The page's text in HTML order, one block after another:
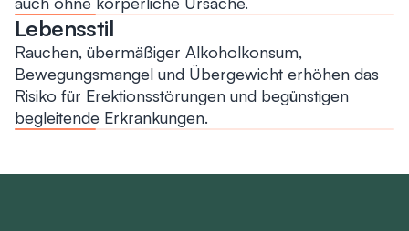
Lebensstil
Rauchen, übermäßiger Alkoholkonsum,
Bewegungsmangel und Übergewicht erhöhen das
Risiko für Erektionsstörungen und begünstigen
begleitende Erkrankungen.